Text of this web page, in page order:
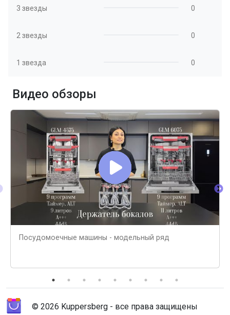
3 звезды 0
2 звезды 0
1 звезда 0
Видео обзоры
Посудомоечные машины - модельный ряд
© 2026 Kuppersberg - все права защищены